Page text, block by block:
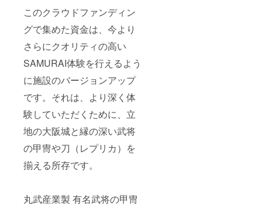
このクラウドファンディン
グで集めた資金は、今より
さらにクオリティの高い
SAMURAI体験を行えるよう
に施設のバージョンアップ
です。それは、より深く体
験していただくために、立
地の大阪城と縁の深い武将
の甲冑や刀（レプリカ）を
揃える所存です。
丸武産業製 有名武将の甲冑